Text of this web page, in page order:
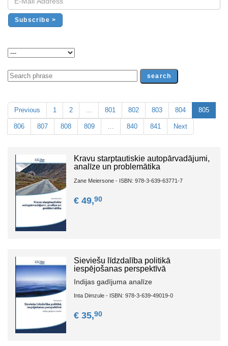
Previous 1 2 801 802 803 804 805
806 807 808 809 840 841 Next
Kravu starptautiskie autopārvadājumi,
analīze un problemātika
Zane Meiersone - ISBN: 978-3-639-63771-7
€ 49,90
Sieviešu līdzdalība politikā
iespējošanas perspektīvā
Indijas gadījuma analīze
Inta Dimzule - ISBN: 978-3-639-49019-0
€ 35,90